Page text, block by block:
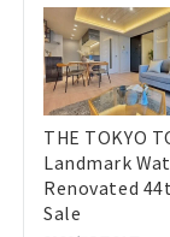
THE TOKYO
Landmark
Renovated
Sale